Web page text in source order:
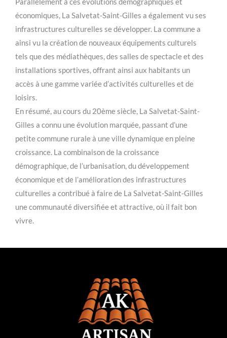
Parallèlement à ces évolutions démographiques et
économiques, La Salvetat-Saint-Gilles a également vu ses
infrastructures culturelles se développer. La commune a
ainsi vu la création de nouveaux équipements culturels
tels que des médiathèques, des salles de spectacle et des
installations sportives, offrant ainsi aux habitants un
accès à une gamme variée d’activités culturelles et de
loisirs.
En résumé, au cours du 20ème siècle, La Salvetat-Saint-
Gilles a connu une évolution marquée, passant d’une
petite commune rurale à une ville dynamique en pleine
croissance. La combinaison de la croissance
démographique, de l’urbanisation, du développement
économique et de l’amélioration des infrastructures
culturelles a contribué à faire de La Salvetat-Saint-Gilles
une communauté diversifiée et attractive, où il fait bon
vivre.